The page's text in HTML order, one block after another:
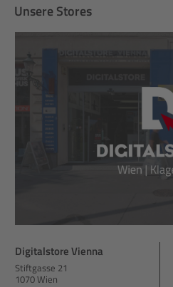
Unsere Stores
Digitalstore Vienna
Stiftgasse 21
1070 Wien